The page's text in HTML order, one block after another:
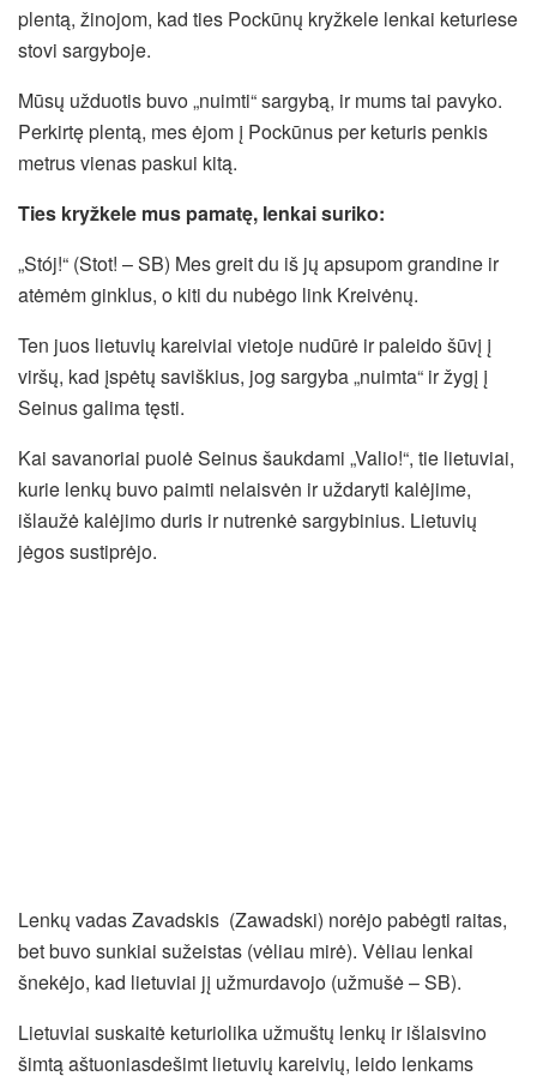
plentą, žinojom, kad ties Pockūnų kryžkele lenkai keturiese
stovi sargyboje.
Mūsų užduotis buvo „nuimti“ sargybą, ir mums tai pavyko.
Perkirtę plentą, mes ėjom į Pockūnus per keturis penkis
metrus vienas paskui kitą.
Ties kryžkele mus pamatę, lenkai suriko:
„Stój!“ (Stot! – SB) Mes greit du iš jų apsupom grandine ir
atėmėm ginklus, o kiti du nubėgo link Kreivėnų.
Ten juos lietuvių kareiviai vietoje nudūrė ir paleido šūvį į
viršų, kad įspėtų saviškius, jog sargyba „nuimta“ ir žygį į
Seinus galima tęsti.
Kai savanoriai puolė Seinus šaukdami „Valio!“, tie lietuviai,
kurie lenkų buvo paimti nelaisvėn ir uždaryti kalėjime,
išlaužė kalėjimo duris ir nutrenkė sargybinius. Lietuvių
jėgos sustiprėjo.
Lenkų vadas Zavadskis (Zawadski) norėjo pabėgti raitas,
bet buvo sunkiai sužeistas (vėliau mirė). Vėliau lenkai
šnekėjo, kad lietuviai jį užmurdavojo (užmušė – SB).
Lietuviai suskaitė keturiolika užmuštų lenkų ir išlaisvino
šimtą aštuoniasdešimt lietuvių kareivių, leido lenkams